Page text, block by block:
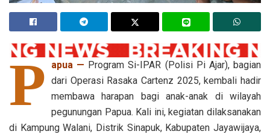
P apua — Program Si-IPAR (Polisi Pi Ajar), bagian
dari Operasi Rasaka Cartenz 2025, kembali hadir
membawa harapan bagi anak-anak di wilayah
pegunungan Papua. Kali ini, kegiatan dilaksanakan
di Kampung Walani, Distrik Sinapuk, Kabupaten Jayawijaya,